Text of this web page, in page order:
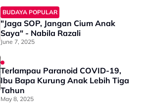
BUDAYA POPULAR
"Jaga SOP, Jangan Cium Anak
Saya" - Nabila Razali
June 7, 2025
Terlampau Paranoid COVID-19,
Ibu Bapa Kurung Anak Lebih Tiga
Tahun
May 8, 2025